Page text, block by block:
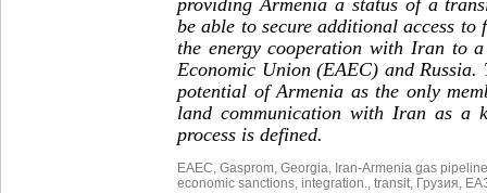
be able to secure additional access to
the energy cooperation with Iran to
Economic Union (EAEC) and Russia.
potential of Armenia as the only
land communication with Iran as a
process is defined.
EAEC Gasprom Georgia Iran-Armenia gas pipeline
economic sanctions integration. transit Грузия